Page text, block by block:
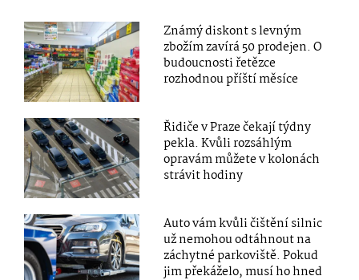
Známý diskont s levným
zbožím zavírá 50 prodejen. O
budoucnosti řetězce
rozhodnou příští měsíce
Řidiče v Praze čekají týdny
pekla. Kvůli rozsáhlým
opravám můžete v kolonách
strávit hodiny
Auto vám kvůli čištění silnic
už nemohou odtáhnout na
záchytné parkoviště. Pokud
jim překáželo, musí ho hned